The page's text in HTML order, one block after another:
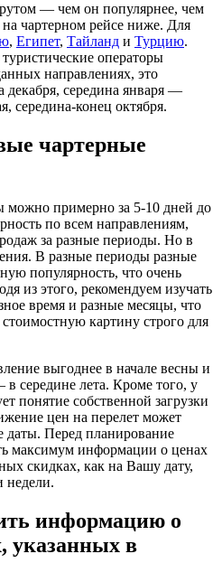
— чем он популярнее, чем
на чартерном рейсе ниже. Для
, Египет, Тайланд и Турцию.
операторы
направлениях, это
декабря, середина января —
середина-конец октября.
чартерные
можно примерно за 5-10 дней до
по всем направлениям,
за разные периоды. Но в
В разные периоды разные
популярность, что очень
из этого, рекомендуем изучать
время и разные месяцы, что
картину строго для
выгоднее в начале весны и
середине лета. Кроме того, у
понятие собственной загрузки
цен на перелет может
даты. Перед планирование
максимум информации о ценах
скидках, как на Вашу дату,
недели.
информацию о
указанных в